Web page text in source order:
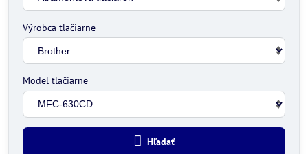
Výrobca tlačiarne
Model tlačiarne
Hľadať